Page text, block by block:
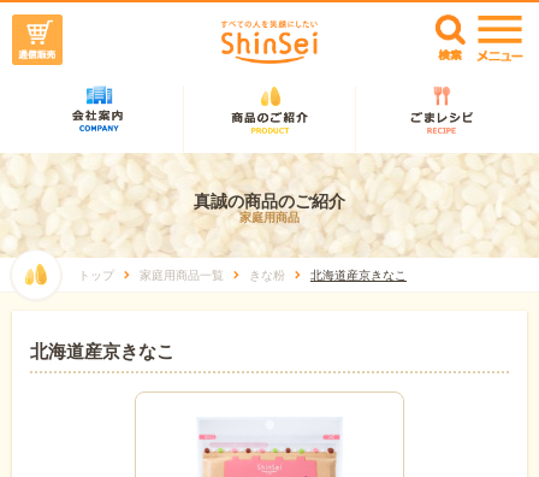
真誠の商品のご紹介
家庭用商品
トップ 家庭用商品一覧 きな粉 北海道産京きなこ
北海道産京きなこ